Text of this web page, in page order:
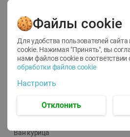
12
1.05 руб./
руб./шт
Корм влаж. для кош. с
Ван курица
Файлы cookie
Для удобства пользователей
cookie. Нажимая "Принять", вы
нами файлов cookie в соответствии
обработки файлов cookie
Настроить
Отклонить